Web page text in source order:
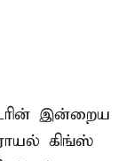
இன்றைய
கிங்ஸ்